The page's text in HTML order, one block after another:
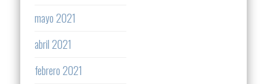
mayo 2021
abril 2021
febrero 2021